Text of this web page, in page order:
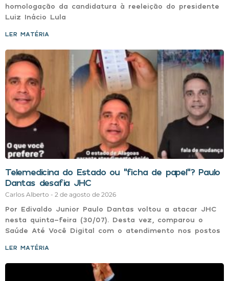
homologação da candidatura à reeleição do presidente
Luiz Inácio Lula
LER MATÉRIA »
Telemedicina do Estado ou “ficha de papel”? Paulo
Dantas desafia JHC
Carlos Alberto 2 de agosto de 2026
Por Edivaldo Junior Paulo Dantas voltou a atacar JHC
nesta quinta-feira (30/07). Desta vez, comparou o
Saúde Até Você Digital com o atendimento nos postos
LER MATÉRIA »